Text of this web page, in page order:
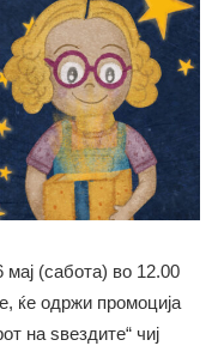
мај (сабота) во 12.00
ќе одржи промоција
на ѕвездите“ чиј